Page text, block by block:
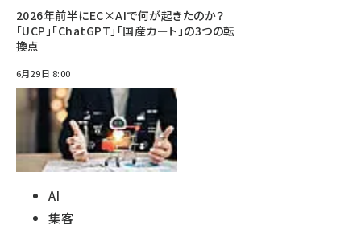
2026年前半にEC×AIで何が起きたのか？
「UCP」「ChatGPT」「国産カート」の3つの転
換点
6月29日 8:00
AI
集客